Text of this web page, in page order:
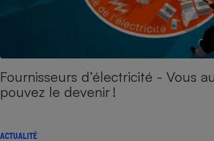
Fournisseurs d’électricité - Vous
pouvez le devenir !
ACTUALITÉ